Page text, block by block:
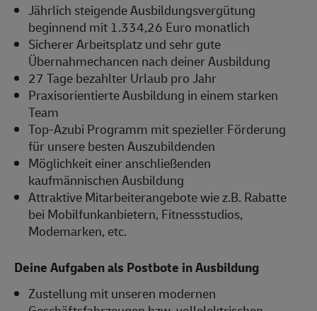
Jährlich steigende Ausbildungsvergütung
beginnend mit 1.334,26 Euro monatlich
Sicherer Arbeitsplatz und sehr gute
Übernahmechancen nach deiner Ausbildung
27 Tage bezahlter Urlaub pro Jahr
Praxisorientierte Ausbildung in einem starken
Team
Top-Azubi Programm mit spezieller Förderung
für unsere besten Auszubildenden
Möglichkeit einer anschließenden
kaufmännischen Ausbildung
Attraktive Mitarbeiterangebote wie z.B. Rabatte
bei Mobilfunkanbietern, Fitnessstudios,
Modemarken, etc.
Deine Aufgaben als Postbote in Ausbildung
Zustellung mit unseren modernen